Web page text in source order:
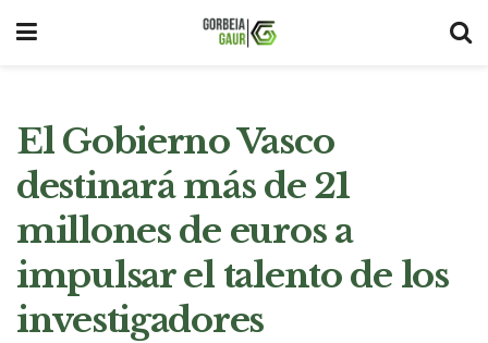
El Gobierno Vasco
destinará más de 21
millones de euros a
impulsar el talento de los
investigadores